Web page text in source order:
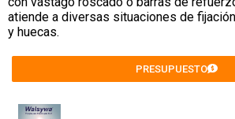
atiende a diversas situaciones de
y huecas.
PRESUPUESTO